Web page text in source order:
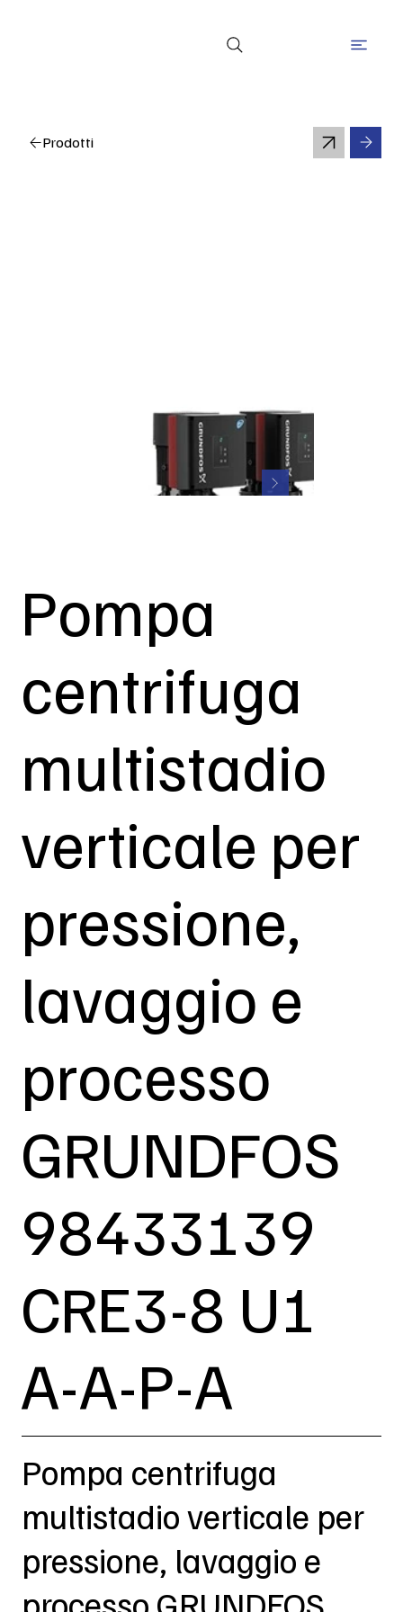
Prodotti
Pompa
centrifuga
multistadio
verticale per
pressione,
lavaggio e
processo
GRUNDFOS
98433139
CRE3-8 U1
A-A-P-A
Pompa centrifuga
multistadio verticale per
pressione, lavaggio e